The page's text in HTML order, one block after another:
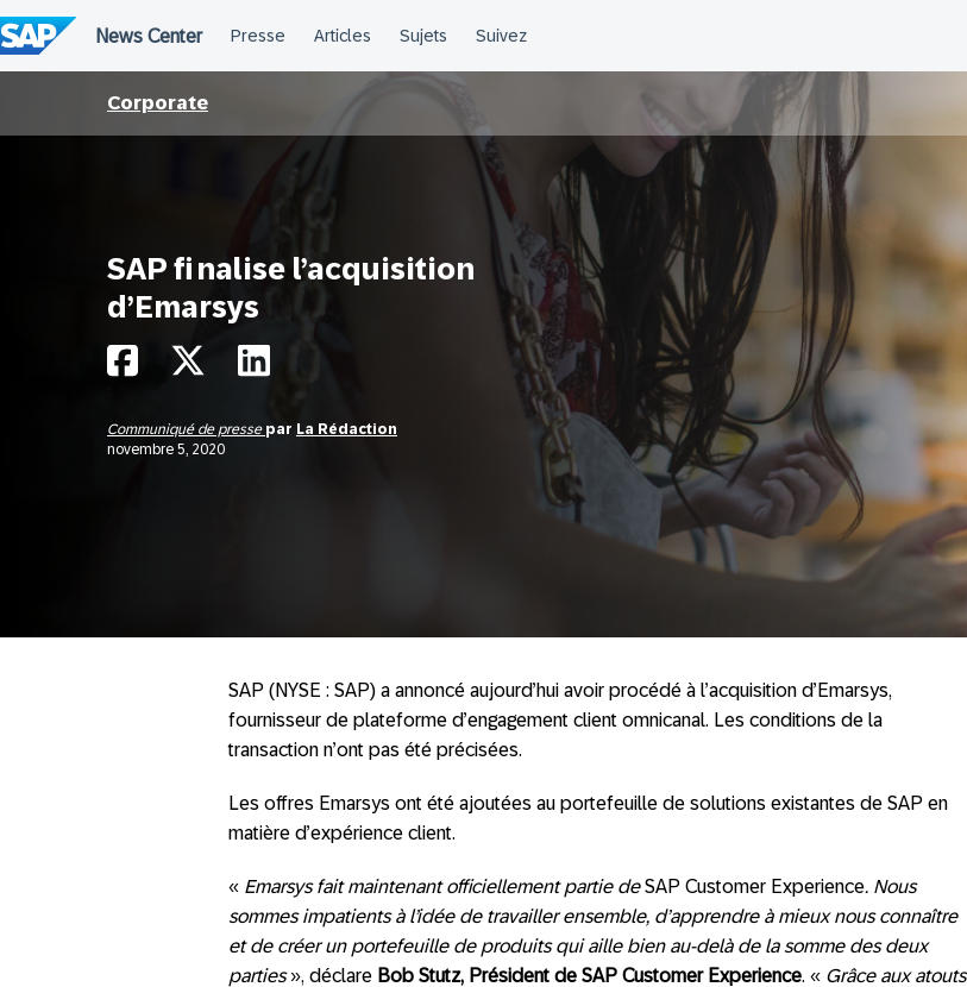
au
contenu
Corporate
SAP finalise l’acquisition
d’Emarsys
Communiqué de presse par La Rédaction
novembre 5, 2020
SAP (NYSE : SAP) a annoncé aujourd’hui avoir procédé à l’acquisition d’Emarsys,
fournisseur de plateforme d’engagement client omnicanal. Les conditions de la
transaction n’ont pas été précisées.
Les offres Emarsys ont été ajoutées au portefeuille de solutions existantes de SAP en
matière d’expérience client.
« Emarsys fait maintenant officiellement partie deSAP Customer Experience. Nous
sommes impatients à l’idée de travailler ensemble, d’apprendre à mieux nous connaître
et de créer un portefeuille de produits qui aille bien au-delà de la somme des deux
parties», déclare Bob Stutz, Président de SAP Customer Experience. « Grâce aux atouts